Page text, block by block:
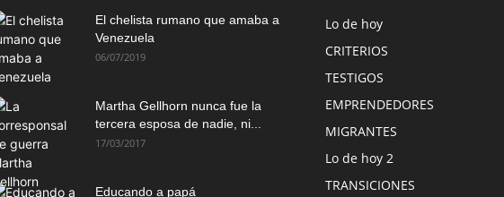
El chelista rumano que amaba a
Venezuela
06/07/2019
Martha Gellhorn nunca fue la
tercera esposa de nadie, ni...
17/03/2017
Educando a papá
Lo de hoy
CRITERIOS
TESTIGOS
EMPRENDEDORES
MIGRANTES
Lo de hoy 2
TRANSICIONES